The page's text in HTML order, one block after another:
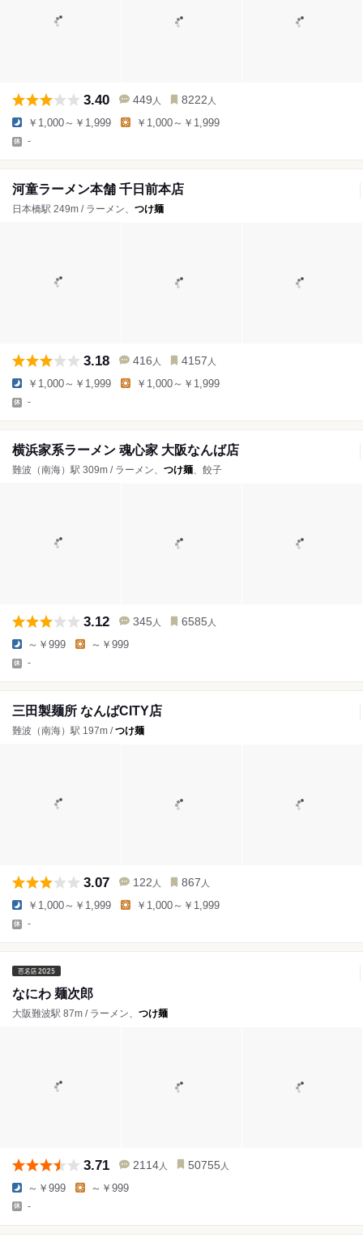
3.40 449 人 8222 人
￥1,000～￥1,999 ￥1,000～￥1,999
-
河童ラーメン本舗 千日前本店
日本橋駅 249m / ラーメン、 つけ麺
3.18 416 人 4157 人
￥1,000～￥1,999 ￥1,000～￥1,999
-
横浜家系ラーメン 魂心家 大阪なんば店
難波（南海）駅 309m / ラーメン、 つけ麺、餃子
3.12 345 人 6585 人
～￥999 ～￥999
-
三田製麺所 なんばCITY店
難波（南海）駅 197m /つけ麺
3.07 122 人 867 人
￥1,000～￥1,999 ￥1,000～￥1,999
-
なにわ 麺次郎
大阪難波駅 87m / ラーメン、 つけ麺
3.71 2114 人 50755 人
～￥999 ～￥999
-